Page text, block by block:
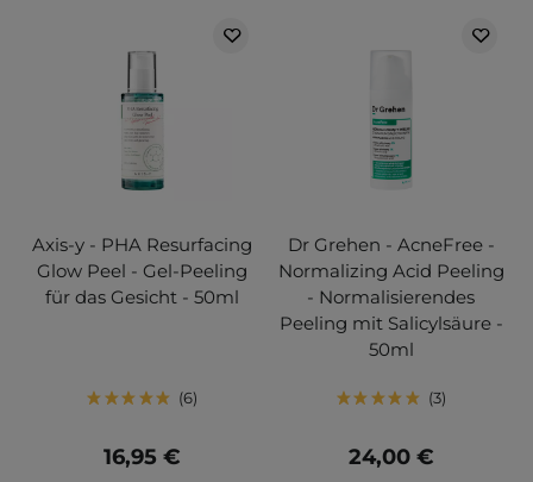
Axis-y - PHA Resurfacing
Glow Peel - Gel-Peeling
für das Gesicht - 50ml
6
16,95 €
Dr Grehen - AcneFree -
Normalizing Acid Peeling
- Normalisierendes
Peeling mit Salicylsäure -
50ml
3
24,00 €